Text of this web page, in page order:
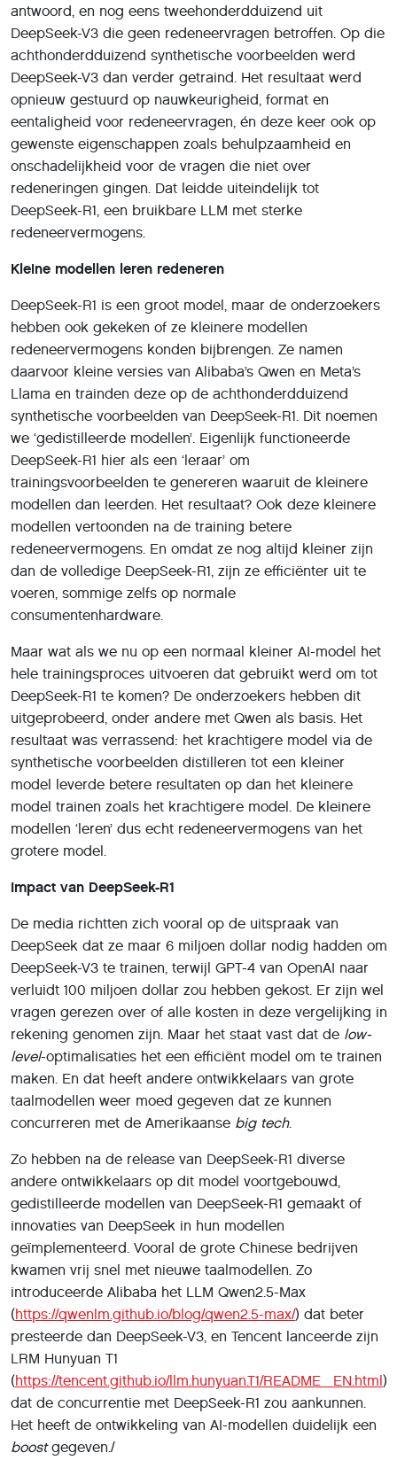
antwoord, en nog eens tweehonderdduizend uit
DeepSeek-V3 die geen redeneervragen betroffen. Op die
achthonderdduizend synthetische voorbeelden werd
DeepSeek-V3 dan verder getraind. Het resultaat werd
opnieuw gestuurd op nauwkeurigheid, format en
eentaligheid voor redeneervragen, én deze keer ook op
gewenste eigenschappen zoals behulpzaamheid en
onschadelijkheid voor de vragen die niet over
redeneringen gingen. Dat leidde uiteindelijk tot
DeepSeek-R1, een bruikbare LLM met sterke
redeneervermogens.
Kleine modellen leren redeneren
DeepSeek-R1 is een groot model, maar de onderzoekers
hebben ook gekeken of ze kleinere modellen
redeneervermogens konden bijbrengen. Ze namen
daarvoor kleine versies van Alibaba’s Qwen en Meta’s
Llama en trainden deze op de achthonderdduizend
synthetische voorbeelden van DeepSeek-R1. Dit noemen
we ‘gedistilleerde modellen’. Eigenlijk functioneerde
DeepSeek-R1 hier als een ‘leraar’ om
trainingsvoorbeelden te genereren waaruit de kleinere
modellen dan leerden. Het resultaat? Ook deze kleinere
modellen vertoonden na de training betere
redeneervermogens. En omdat ze nog altijd kleiner zijn
dan de volledige DeepSeek-R1, zijn ze efficiënter uit te
voeren, sommige zelfs op normale
consumentenhardware.
Maar wat als we nu op een normaal kleiner AI-model het
hele trainingsproces uitvoeren dat gebruikt werd om tot
DeepSeek-R1 te komen? De onderzoekers hebben dit
uitgeprobeerd, onder andere met Qwen als basis. Het
resultaat was verrassend: het krachtigere model via de
synthetische voorbeelden distilleren tot een kleiner
model leverde betere resultaten op dan het kleinere
model trainen zoals het krachtigere model. De kleinere
modellen ‘leren’ dus echt redeneervermogens van het
grotere model.
Impact van DeepSeek-R1
De media richtten zich vooral op de uitspraak van
DeepSeek dat ze maar 6 miljoen dollar nodig hadden om
DeepSeek-V3 te trainen, terwijl GPT-4 van OpenAI naar
verluidt 100 miljoen dollar zou hebben gekost. Er zijn wel
vragen gerezen over of alle kosten in deze vergelijking in
rekening genomen zijn. Maar het staat vast dat de low-
level-optimalisaties het een efficiënt model om te trainen
maken. En dat heeft andere ontwikkelaars van grote
taalmodellen weer moed gegeven dat ze kunnen
concurreren met de Amerikaanse big tech.
Zo hebben na de release van DeepSeek-R1 diverse
andere ontwikkelaars op dit model voortgebouwd,
gedistilleerde modellen van DeepSeek-R1 gemaakt of
innovaties van DeepSeek in hun modellen
geïmplementeerd. Vooral de grote Chinese bedrijven
kwamen vrij snel met nieuwe taalmodellen. Zo
introduceerde Alibaba het LLM Qwen2.5-Max
(https://qwenlm.github.io/blog/qwen2.5-max/) dat beter
presteerde dan DeepSeek-V3, en Tencent lanceerde zijn
LRM Hunyuan T1
(https://tencent.github.io/llm.hunyuan.T1/README_EN.html )
dat de concurrentie met DeepSeek-R1 zou aankunnen.
Het heeft de ontwikkeling van AI-modellen duidelijk een
boostgegeven./